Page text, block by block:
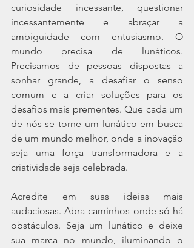
curiosidade incessante, questionar
incessantemente e abraçar a
ambiguidade com entusiasmo. O
mundo precisa de lunáticos.
Precisamos de pessoas dispostas a
sonhar grande, a desafiar o senso
comum e a criar soluções para os
desafios mais prementes. Que cada um
de nós se torne um lunático em busca
de um mundo melhor, onde a inovação
seja uma força transformadora e a
criatividade seja celebrada.
Acredite em suas ideias mais
audaciosas. Abra caminhos onde só há
obstáculos. Seja um lunático e deixe
sua marca no mundo, iluminando o